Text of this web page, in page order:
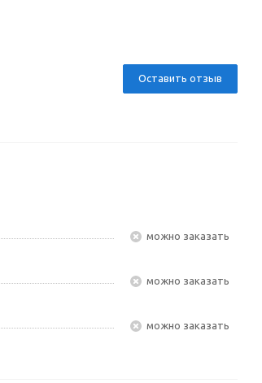
Оставить отзыв
Можно заказать
Можно заказать
Можно заказать